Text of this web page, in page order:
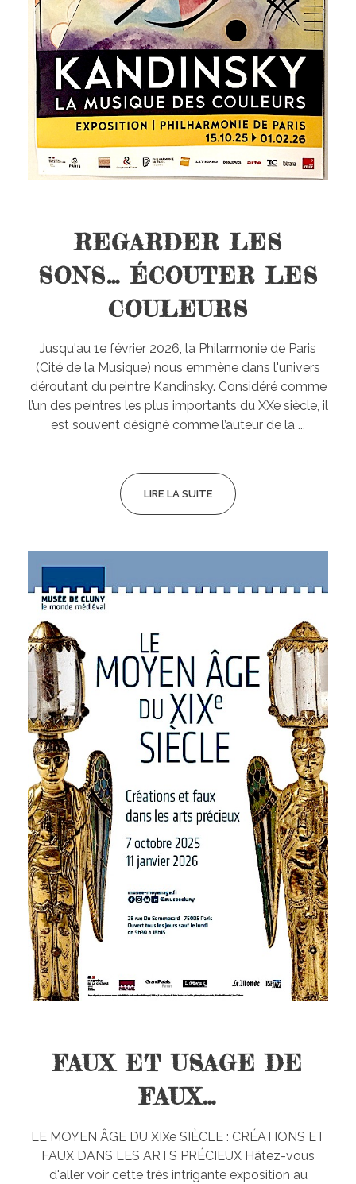
REGARDER LES
SONS… ÉCOUTER LES
COULEURS
Jusqu'au 1e février 2026, la Philarmonie de Paris
(Cité de la Musique) nous emmène dans l'univers
déroutant du peintre Kandinsky. Considéré comme
l’un des peintres les plus importants du XXe siècle, il
est souvent désigné comme l’auteur de la ...
LIRE LA SUITE
FAUX ET USAGE DE
FAUX…
LE MOYEN ÂGE DU XIXe SIÈCLE : CRÉATIONS ET
FAUX DANS LES ARTS PRÉCIEUX Hâtez-vous
d'aller voir cette très intrigante exposition au